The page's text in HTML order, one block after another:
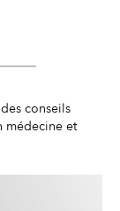
conseils
médecine et